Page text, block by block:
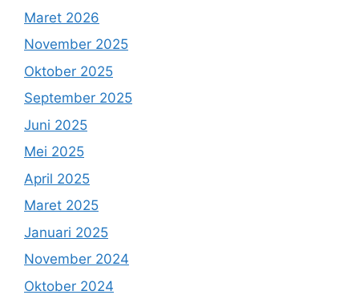
Maret 2026
November 2025
Oktober 2025
September 2025
Juni 2025
Mei 2025
April 2025
Maret 2025
Januari 2025
November 2024
Oktober 2024